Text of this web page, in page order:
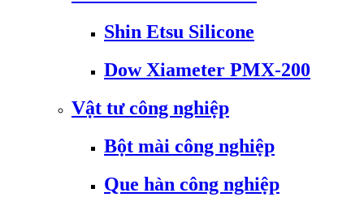
Shin Etsu Silicone
Dow Xiameter PMX-200
Vật tư công nghiệp
Bột mài công nghiệp
Que hàn công nghiệp